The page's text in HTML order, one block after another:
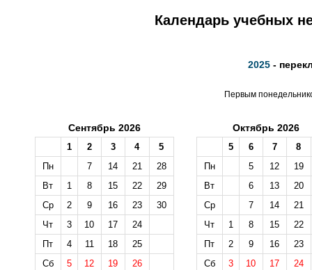
Календарь учебных
2025 -
Первым
Сентябрь 2026
1 2 3 4
5
Пн
7 14 21
28
Вт
1 8 15 22
29
Ср
2 9 16 23
30
Чт
3 10 17
24
Пт
4 11 18
25
Сб
5 12 19
26
Октябрь 2026
5 6 7
8
Пн
5 12
19
Вт
6 13
20
Ср
7 14
21
Чт
1 8 15
22
Пт
2 9 16
23
Сб
3 10 17
24